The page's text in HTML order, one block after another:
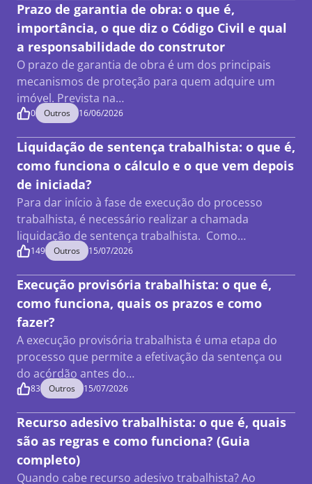
Prazo de garantia de obra: o que é,
importância, o que diz o Código Civil e qual
a responsabilidade do construtor
O prazo de garantia de obra é um dos principais
mecanismos de proteção para quem adquire um
imóvel. Prevista na…
0 Outros 16/06/2026
Liquidação de sentença trabalhista: o que é,
como funciona o cálculo e o que vem depois
de iniciada?
Para dar início à fase de execução do processo
trabalhista, é necessário realizar a chamada
liquidação de sentença trabalhista. Como…
149 Outros 15/07/2026
Execução provisória trabalhista: o que é,
como funciona, quais os prazos e como
fazer?
A execução provisória trabalhista é uma etapa do
processo que permite a efetivação da sentença ou
do acórdão antes do…
83 Outros 15/07/2026
Recurso adesivo trabalhista: o que é, quais
são as regras e como funciona? (Guia
completo)
Quando cabe recurso adesivo trabalhista? Ao